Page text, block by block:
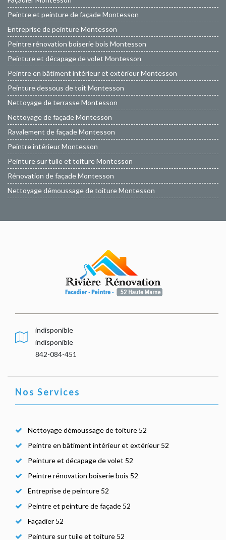
Peintre et peinture de façade Montesson
Entreprise de peinture Montesson
Peintre rénovation boiserie bois Montesson
Peinture et décapage de volet Montesson
Peintre en bâtiment intérieur et extérieur Montesson
Peinture dessous de toit Montesson
Nettoyage de terrasse Montesson
Nettoyage de façade Montesson
Ravalement de façade Montesson
Peintre intérieur Montesson
Peinture sur tuile et toiture Montesson
Rénovation de façade Montesson
Nettoyage démoussage de toiture Montesson
indisponible
indisponible
842-084-451
Nos Services
Nettoyage démoussage de toiture 52
Peintre en bâtiment intérieur et extérieur 52
Peinture et décapage de volet 52
Peintre rénovation boiserie bois 52
Entreprise de peinture 52
Peintre et peinture de façade 52
Façadier 52
Peinture sur tuile et toiture 52